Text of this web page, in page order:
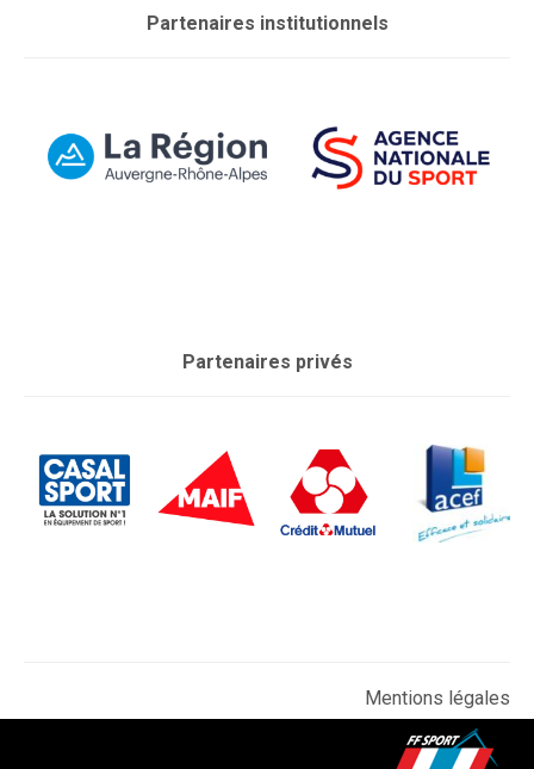
Partenaires institutionnels
Partenaires privés
Mentions légales